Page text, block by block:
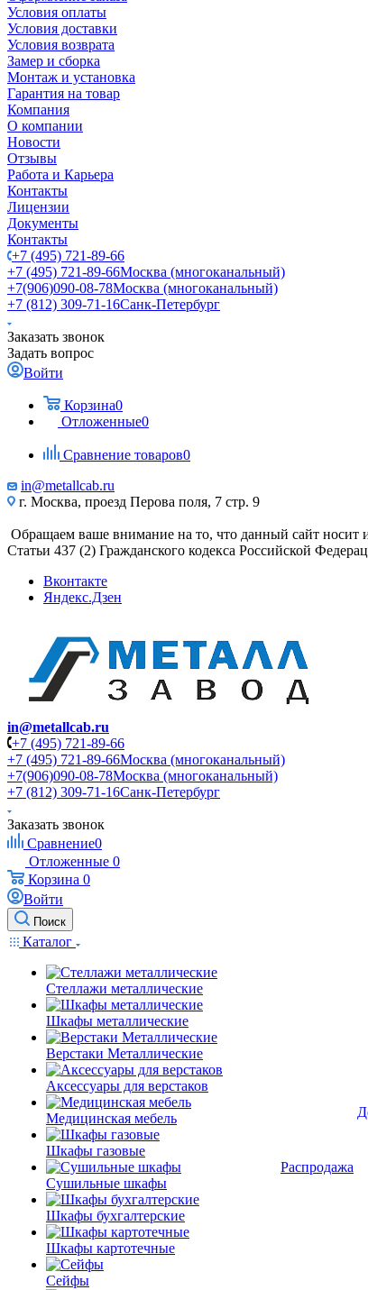
Условия оплаты
Условия доставки
Условия возврата
Замер и сборка
Монтаж и установка
Гарантия на товар
Компания
О компании
Новости
Отзывы
Работа и Карьера
Контакты
Лицензии
Документы
Контакты
+7 (495) 721-89-66
+7 (495) 721-89-66Москва (многоканальный)
+7(906)090-08-78Москва (многоканальный)
+7 (812) 309-71-16Санк-Петербург
Заказать звонок
Задать вопрос
Войти
Корзина0
Отложенные0
Сравнение товаров0
in@metallcab.ru
г. Москва, проезд Перова поля, 7 стр. 9
Обращаем ваше внимание на то, что данный сайт носит
Статьи 437 (2) Гражданского кодекса Российской
Вконтакте
Яндекс.Дзен
in@metallcab.ru
+7 (495) 721-89-66
+7 (495) 721-89-66Москва (многоканальный)
+7(906)090-08-78Москва (многоканальный)
+7 (812) 309-71-16Санк-Петербург
Заказать звонок
Сравнение0
Отложенные 0
Корзина 0
Войти
Поиск
Каталог
Стеллажи металлические
Шкафы металлические
Верстаки Металлические
Аксессуары для верстаков
Медицинская мебель
Шкафы газовые
Сушильные шкафы
Шкафы бухгалтерские
Шкафы картотечные
Сейфы
Распродажа